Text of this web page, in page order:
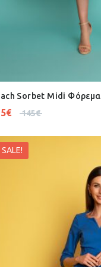
Sorbet Midi Φόρεμα
145€
€
SALE!